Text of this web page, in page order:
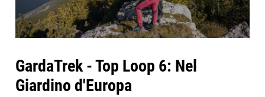
GardaTrek - Top Loop 6: Nel
Giardino d'Europa